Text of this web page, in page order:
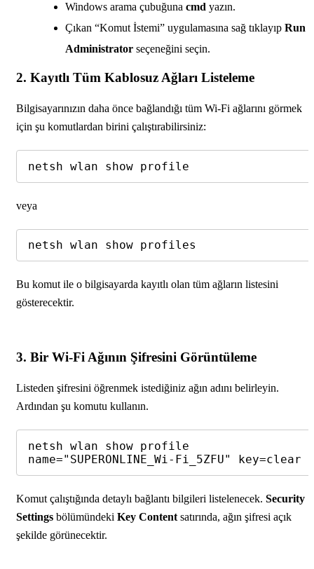
Windows arama çubuğuna cmd yazın.
Çıkan “Komut İstemi” uygulamasına sağ tıklayıp Run
Administrator seçeneğini seçin.
2. Kayıtlı Tüm Kablosuz Ağları Listeleme
Bilgisayarınızın daha önce bağlandığı tüm Wi-Fi ağlarını görmek
için şu komutlardan birini çalıştırabilirsiniz:
netsh wlan show profile
veya
netsh wlan show profiles
Bu komut ile o bilgisayarda kayıtlı olan tüm ağların listesini
gösterecektir.
3. Bir Wi-Fi Ağının Şifresini Görüntüleme
Listeden şifresini öğrenmek istediğiniz ağın adını belirleyin.
Ardından şu komutu kullanın.
netsh wlan show profile
name="SUPERONLINE_Wi-Fi_5ZFU" key=clear
Komut çalıştığında detaylı bağlantı bilgileri listelenecek. Security
Settings bölümündeki Key Content satırında, ağın şifresi açık
şekilde görünecektir.